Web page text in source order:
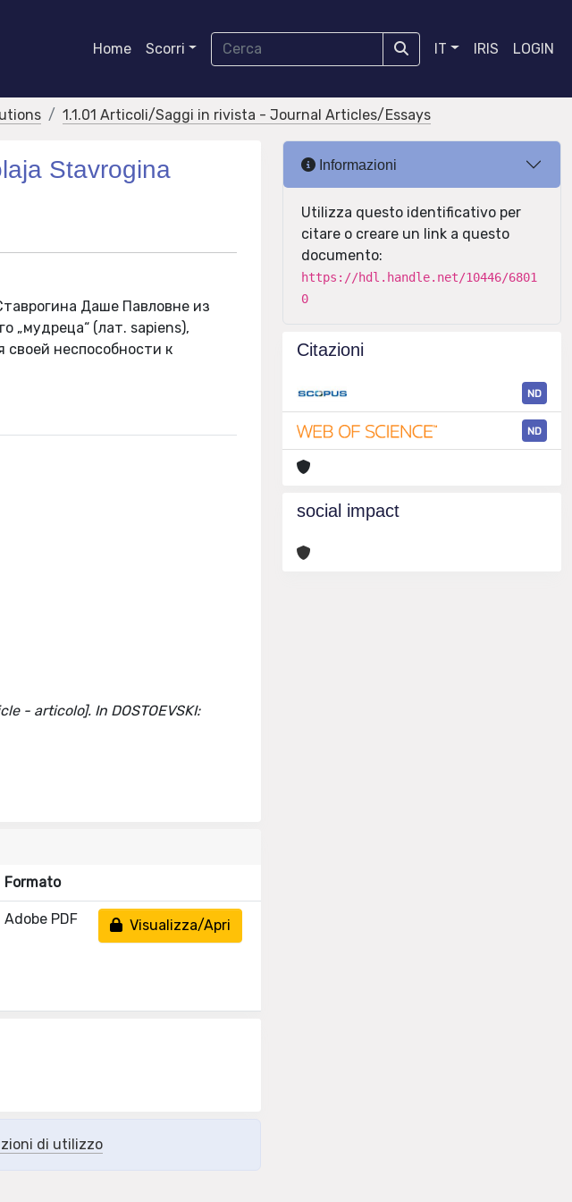
Home Scorri IT IRIS LOGIN
1.1.01 Articoli/Saggi in rivista - Journal Articles/Essays
Stavrogina
Даше Павловне из
„мудреца“ (лат. sapiens),
своей неспособности к
- articolo]. In DOSTOEVSKI:
Formato
Adobe PDF Visualizza/Apri
di utilizzo
Informazioni
Utilizza questo identificativo per
citare o creare un link a questo
documento:
https://hdl.handle.net/10446/6801
0
Citazioni
ND
ND
social impact